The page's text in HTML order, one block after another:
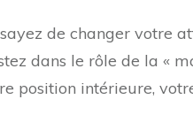
de changer votre
dans le rôle de la «
position intérieure,